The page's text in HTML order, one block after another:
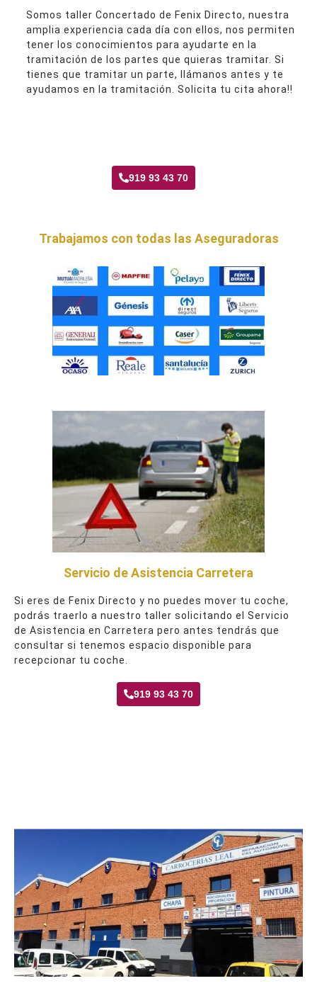
Somos taller Concertado de Fenix Directo, nuestra
amplia experiencia cada día con ellos, nos permiten
tener los conocimientos para ayudarte en la
tramitación de los partes que quieras tramitar. Si
tienes que tramitar un parte, llámanos antes y te
ayudamos en la tramitación. Solicita tu cita ahora!!
919 93 43 70
Trabajamos con todas las Aseguradoras
Servicio de Asistencia Carretera
Si eres de Fenix Directo y no puedes mover tu coche,
podrás traerlo a nuestro taller solicitando el Servicio
de Asistencia en Carretera pero antes tendrás que
consultar si tenemos espacio disponible para
recepcionar tu coche.
919 93 43 70